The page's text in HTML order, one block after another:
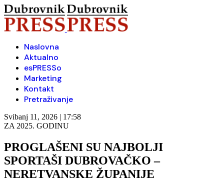
Naslovna
Aktualno
esPRESSo
Marketing
Kontakt
Pretraživanje
Svibanj 11, 2026 | 17:58
ZA 2025. GODINU
PROGLAŠENI SU NAJBOLJI
SPORTAŠI DUBROVAČKO –
NERETVANSKE ŽUPANIJE